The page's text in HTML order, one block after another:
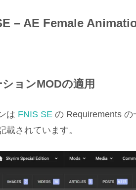
– AE Female
ョンMODの適用
は FNIS SE の Requirements
載されています。